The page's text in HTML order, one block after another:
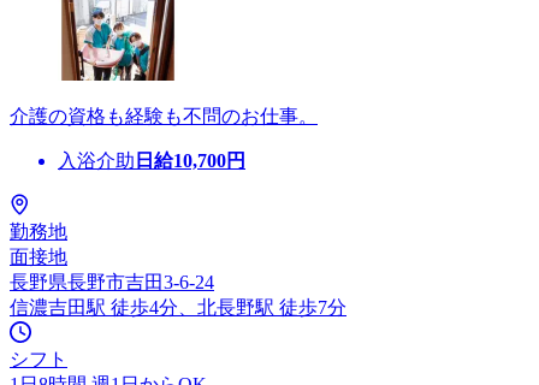
介護の資格も経験も不問のお仕事。
入浴介助 日給10,700円
勤務地
面接地
長野県長野市吉田3-6-24
信濃吉田駅 徒歩4分、北長野駅 徒歩7分
シフト